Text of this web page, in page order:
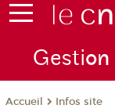
Gestion
Accueil Infos site